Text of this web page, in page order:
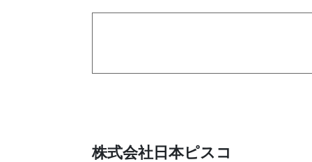
株式会社日本ピスコ